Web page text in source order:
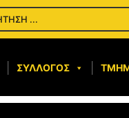
ΣΎΛΛΟΓΟΣ